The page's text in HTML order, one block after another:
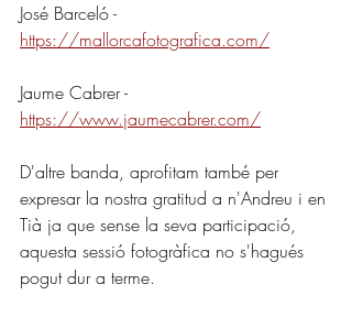
José Barceló -
https://mallorcafotografica.com/
Jaume Cabrer -
https://www.jaumecabrer.com/
D'altre banda, aprofitam també per
expresar la nostra gratitud a n'Andreu i en
Tià ja que sense la seva participació,
aquesta sessió fotogràfica no s'hagués
pogut dur a terme.